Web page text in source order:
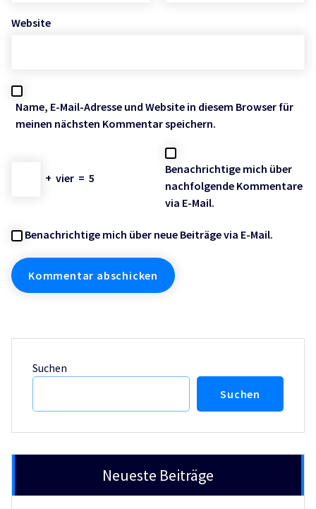
Website
Name, E-Mail-Adresse und Website in diesem Browser für
meinen nächsten Kommentar speichern.
+ vier = 5
Benachrichtige mich über
nachfolgende Kommentare
via E-Mail.
Benachrichtige mich über neue Beiträge via E-Mail.
Suchen
Suchen
Neueste Beiträge